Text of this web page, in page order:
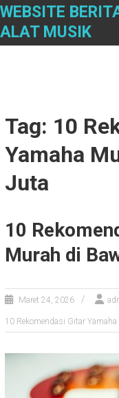
Skip
content
WEBSITE
ALAT MUSIK
Tag: 10
Yamaha
Juta
10
Murah di
Maret 24, 2026
10 Rekomendasi Gitar